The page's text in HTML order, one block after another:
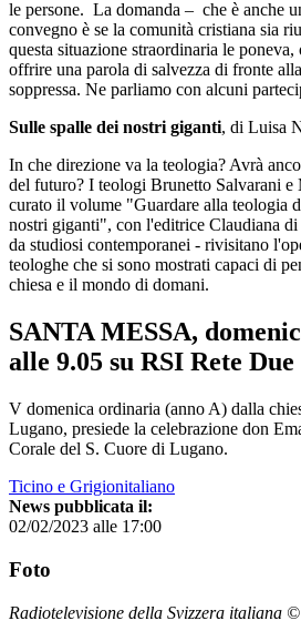
le persone. La domanda – che è anche
convegno è se la comunità cristiana sia
questa situazione straordinaria le poneva,
offrire una parola di salvezza di fronte
soppressa. Ne parliamo con alcuni
Sulle spalle dei nostri giganti, di Luisa
In che direzione va la teologia? Avrà
del futuro? I teologi Brunetto Salvarani e
curato il volume "Guardare alla teologia
nostri giganti", con l'editrice Claudiana
da studiosi contemporanei - rivisitano
teologhe che si sono mostrati capaci di
chiesa e il mondo di domani.
SANTA MESSA,
alle 9.05 su RSI Rete Due
V domenica ordinaria (anno A) dalla
Lugano, presiede la celebrazione don
Corale del S. Cuore di Lugano.
Ticino e Grigionitaliano
News pubblicata il:
02/02/2023 alle 17:00
Foto
Radiotelevisione della Svizzera italiana